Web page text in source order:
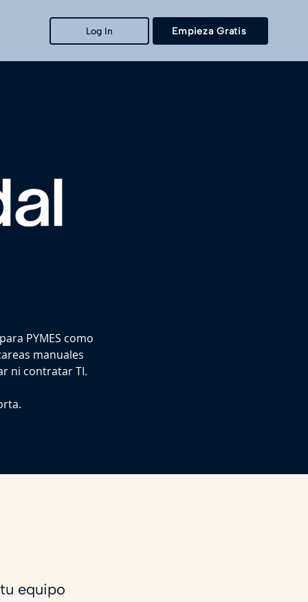
Log In Empieza Gratis
PYMES como
manuales
ni contratar TI.
equipo